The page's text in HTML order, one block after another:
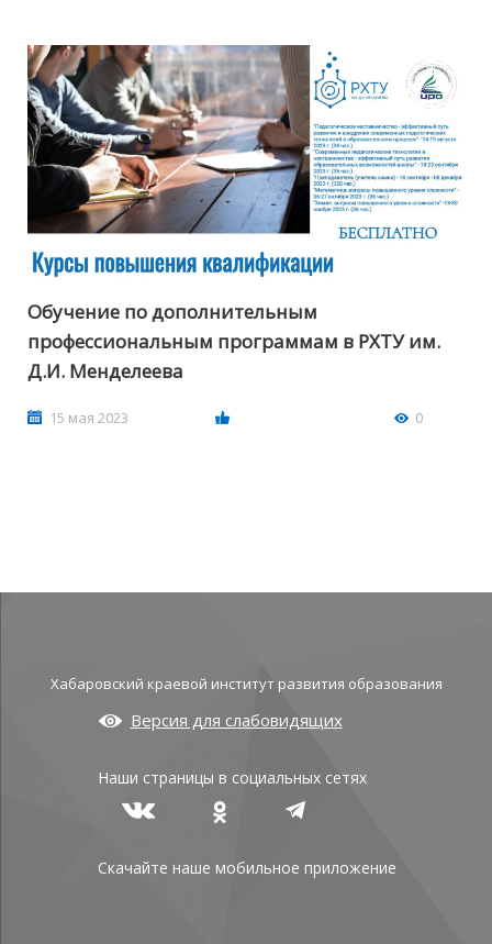
Обучение по дополнительным
профессиональным программам в РХТУ им.
Д.И. Менделеева
15 мая 2023 0
Хабаровский краевой институт развития образования
Версия для слабовидящих
Наши страницы в социальных сетях
Скачайте наше мобильное приложение